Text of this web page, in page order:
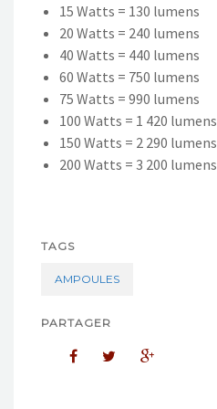
15 Watts = 130 lumens
20 Watts = 240 lumens
40 Watts = 440 lumens
60 Watts = 750 lumens
75 Watts = 990 lumens
100 Watts = 1 420 lumens
150 Watts = 2 290 lumens
200 Watts = 3 200 lumens
TAGS
AMPOULES
PARTAGER